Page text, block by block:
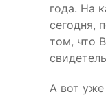
года. На
сегодня,
том, что
А вот уже